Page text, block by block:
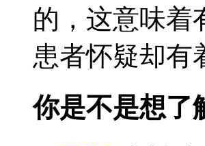
的，这意味着
患者怀疑却
你是不是想了